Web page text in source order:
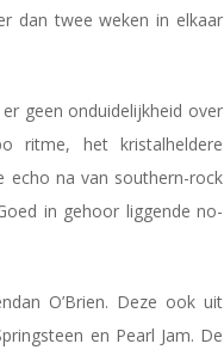
dan twee weken in elkaar
geen onduidelijkheid over
ritme, het kristalheldere
echo na van southern-rock
in gehoor liggende no-
O’Brien. Deze ook uit
en Pearl Jam. De